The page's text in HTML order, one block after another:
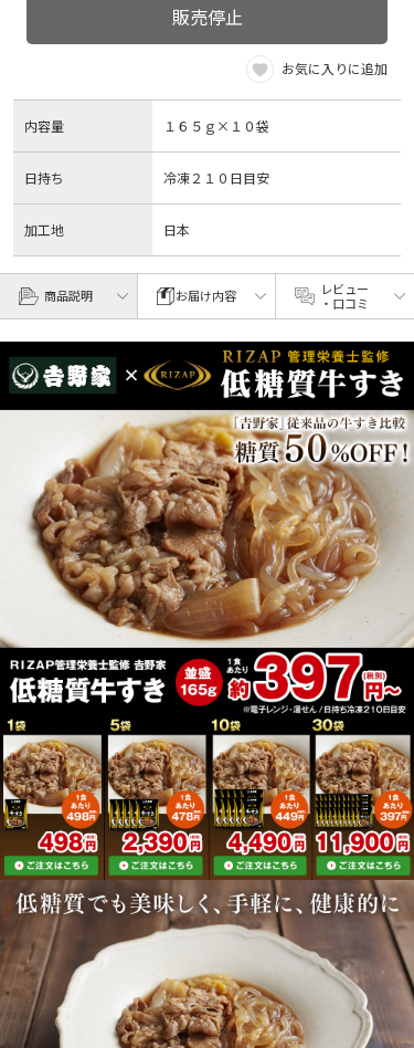
販売停止
お気に入りに追加
内容量 １６５ｇ×１０袋
日持ち 冷凍２１０日目安
加工地 日本
商品説明 お届け内容
レビュー
・口コミ